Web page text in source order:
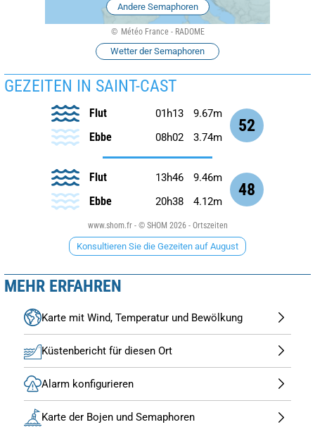
Andere Semaphoren
Météo France - RADOME
Wetter der Semaphoren
GEZEITEN IN SAINT-CAST
52
Flut 01h13 9.67m
Ebbe 08h02 3.74m
48
Flut 13h46 9.46m
Ebbe 20h38 4.12m
www.shom.fr - © SHOM 2026 - Ortszeiten
Konsultieren Sie die Gezeiten auf August
MEHR ERFAHREN
Karte mit Wind, Temperatur und Bewölkung
Küstenbericht für diesen Ort
Alarm konfigurieren
Karte der Bojen und Semaphoren